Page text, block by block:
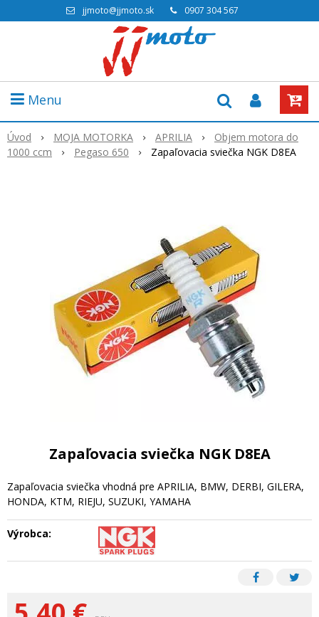
jjmoto@jjmoto.sk 0907 304 567
Menu
Úvod MOJA MOTORKA APRILIA
Objem motora do
1000 ccm
Pegaso 650 Zapaľovacia sviečka NGK D8EA
Zapaľovacia sviečka NGK D8EA
Zapaľovacia sviečka vhodná pre APRILIA, BMW, DERBI, GILERA,
HONDA, KTM, RIEJU, SUZUKI, YAMAHA
Výrobca: